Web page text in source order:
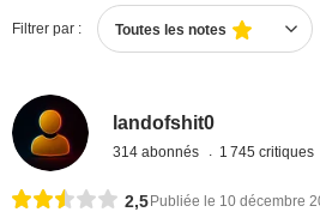
Filtrer par : Toutes les notes
landofshit0
314 abonnés 1 745 critiques
2,5 Publiée le 10 décembre